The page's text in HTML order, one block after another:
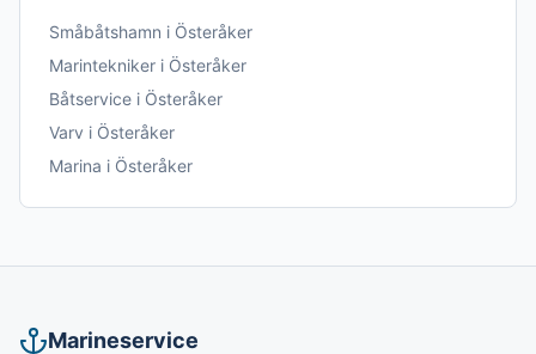
Småbåtshamn i Österåker
Marintekniker i Österåker
Båtservice i Österåker
Varv i Österåker
Marina i Österåker
Marineservice